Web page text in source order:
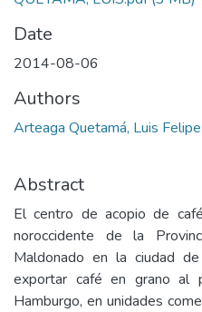
Date
2014-08-06
Authors
Arteaga Quetamá, Luis Felipe
Abstract
El centro de acopio de
noroccidente de la
Maldonado en la ciudad
exportar café en grano al
Hamburgo, en unidades